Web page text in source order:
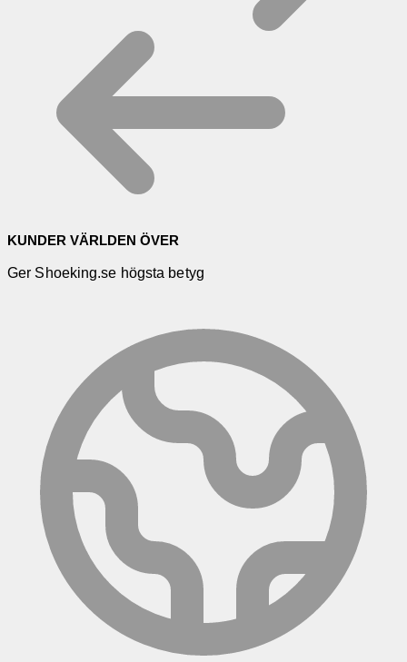
KUNDER VÄRLDEN ÖVER
Ger Shoeking.se högsta betyg